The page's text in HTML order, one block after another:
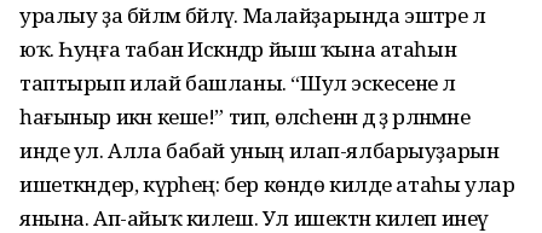
уралыу ҙа бәйләм бәйләү. Малайҙарында эштәре лә
юҡ. Һуңға табан Искәндәр йыш ҡына атаһын
таптырып илай башланы. “Шул эскесене лә
һағыныр икән кеше!” тип, өләсәһенән дә әҙ әрләнмәне
инде ул. Алла бабай уның илап-ялбарыуҙарын
ишеткәндер, күрәһең: бер көндө килде атаһы улар
янына. Ап-айыҡ килеш. Ул ишектән килеп инеү